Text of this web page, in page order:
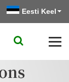
Eesti Keel